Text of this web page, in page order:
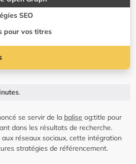
SEO
pour vos titres
.
se servir de la balise og:title pour
dans les résultats de recherche.
aux réseaux sociaux, cette intégration
stratégies de référencement.